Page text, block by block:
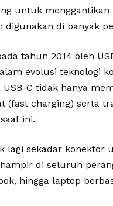
untuk menggantikan
di banyak
tahun 2014 oleh
evolusi teknologi
C tidak hanya
(fast charging) serta
ini.
lagi sekadar konektor
di seluruh
hingga laptop